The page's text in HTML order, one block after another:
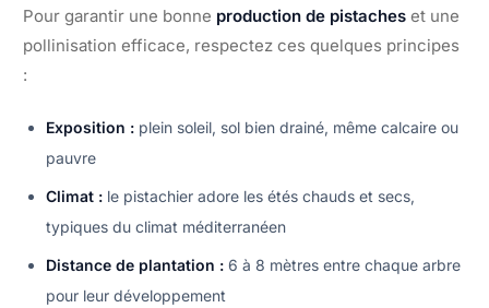
Pour garantir une bonne production de pistaches et une
pollinisation efficace, respectez ces quelques principes
:
Exposition : plein soleil, sol bien drainé, même calcaire ou
pauvre
Climat : le pistachier adore les étés chauds et secs,
typiques du climat méditerranéen
Distance de plantation : 6 à 8 mètres entre chaque arbre
pour leur développement